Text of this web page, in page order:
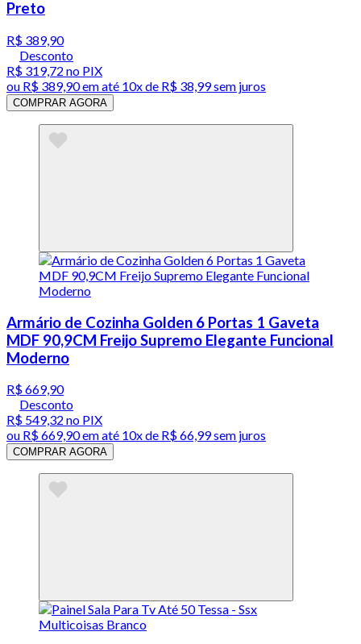
Preto
R$ 389,90
Desconto
R$ 319,72 no PIX
ou R$ 389,90em até 10x de R$ 38,99 sem juros
COMPRAR AGORA
Armário de Cozinha Golden 6 Portas 1 Gaveta
MDF 90,9CM Freijo Supremo Elegante Funcional
Moderno
R$ 669,90
Desconto
R$ 549,32 no PIX
ou R$ 669,90em até 10x de R$ 66,99 sem juros
COMPRAR AGORA